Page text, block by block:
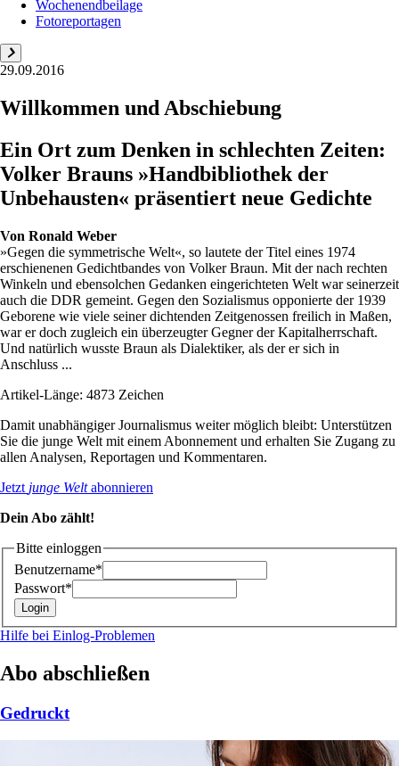
Wochenendbeilage
Fotoreportagen
29.09.2016
Willkommen und Abschiebung
Ein Ort zum Denken in schlechten Zeiten:
Volker Brauns »Handbibliothek der
Unbehausten« präsentiert neue Gedichte
Von Ronald Weber
»Gegen die symmetrische Welt«, so lautete der Titel eines 1974
erschienenen Gedichtbandes von Volker Braun. Mit der nach rechten
Winkeln und ebensolchen Gedanken eingerichteten Welt war seinerzeit
auch die DDR gemeint. Gegen den Sozialismus opponierte der 1939
Geborene wie viele seiner dichtenden Zeitgenossen freilich in Maßen,
war er doch zugleich ein überzeugter Gegner der Kapitalherrschaft.
Und natürlich wusste Braun als Dialektiker, als der er sich in
Anschluss ...
Artikel-Länge: 4873 Zeichen
Damit unabhängiger Journalismus weiter möglich bleibt: Unterstützen
Sie die junge Welt mit einem Abonnement und erhalten Sie Zugang zu
allen Analysen, Reportagen und Kommentaren.
Jetzt junge Weltabonnieren
Dein Abo zählt!
Bitte einloggen
Benutzername*
Passwort*
Hilfe bei Einlog-Problemen
Abo abschließen
Gedruckt